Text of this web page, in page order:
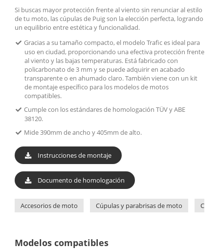
Si buscas mayor protección frente al viento sin renunciar al estilo
de tu moto, las cúpulas de Puig son la elección perfecta, logrando
un equilibrio entre estética y funcionalidad.
Gracias a su tamaño compacto, el modelo Trafic es ideal para
uso en ciudad, proporcionando una efectiva protección frente
al viento y las bajas temperaturas. Está fabricado con
policarbonato de 3 mm y se puede adquirir en acabado
transparente o en ahumado claro. También viene con un kit
de montaje específico para los modelos de motos
compatibles.
Cumple con los estándares de homologación TÜV y ABE
38120.
Mide 390mm de ancho y 405mm de alto.
Instrucciones de montaje
Documento de homologación
Accesorios de moto Cúpulas y parabrisas de moto
Modelos compatibles